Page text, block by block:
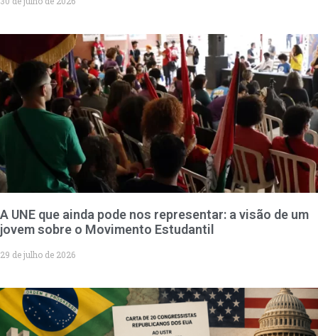
A UNE que ainda pode nos representar: a visão de um
jovem sobre o Movimento Estudantil
29 de julho de 2026